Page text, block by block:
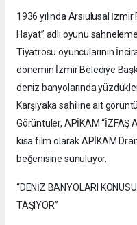
1936 yılında Arsıulusal
Hayat” adlı oyunu
Tiyatrosu oyuncularının
dönemin İzmir Belediye
deniz banyolarında
Karşıyaka sahiline ait
Görüntüler, APİKAM “İZFAŞ
kısa film olarak APİKAM
beğenisine sunuluyor.
“DENİZ BANYOLARI
TAŞIYOR”